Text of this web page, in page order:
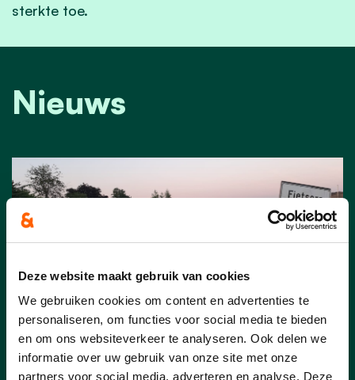
Deze website maakt gebruik van cookies
We gebruiken cookies om content en advertenties te
personaliseren, om functies voor social media te bieden
en om ons websiteverkeer te analyseren. Ook delen we
informatie over uw gebruik van onze site met onze
partners voor social media, adverteren en analyse. Deze
sterkte toe.
Nieuws